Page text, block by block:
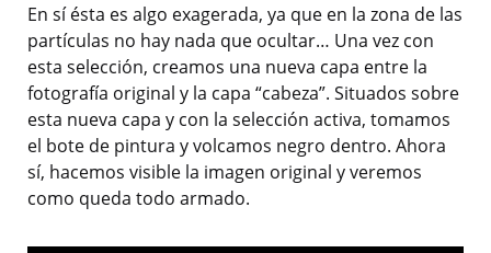
En sí ésta es algo exagerada, ya que en la zona de las
partículas no hay nada que ocultar… Una vez con
esta selección, creamos una nueva capa entre la
fotografía original y la capa “cabeza”. Situados sobre
esta nueva capa y con la selección activa, tomamos
el bote de pintura y volcamos negro dentro. Ahora
sí, hacemos visible la imagen original y veremos
como queda todo armado.